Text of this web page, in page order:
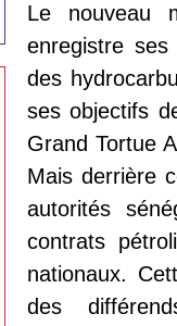
Le nouveau
enregistre ses
des
ses objectifs
Grand Tortue
Mais derrière
autorités
contrats
nationaux.
des